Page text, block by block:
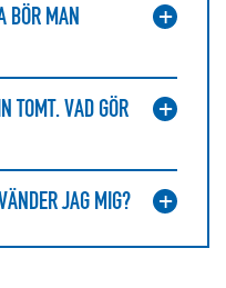
BÖR MAN
TOMT. VAD GÖR
JAG MIG?